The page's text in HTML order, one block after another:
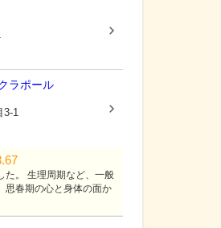
ラポール
3-1
た。 生理周期など、一般
思春期の心と身体の面か